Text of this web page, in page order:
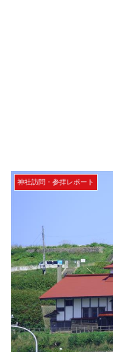
神社訪問・参拝レポート